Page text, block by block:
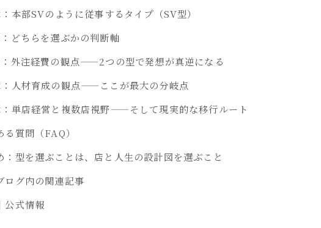
本部SVのように従事するタイプ（SV型）
どちらを選ぶかの判断軸
外注経費の観点——2つの型で発想が真逆になる
人材育成の観点——ここが最大の分岐点
単店経営と複数店視野——そして現実的な移行ルート
る質問（FAQ）
：型を選ぶことは、店と人生の設計図を選ぶこと
ログ内の関連記事
公式情報